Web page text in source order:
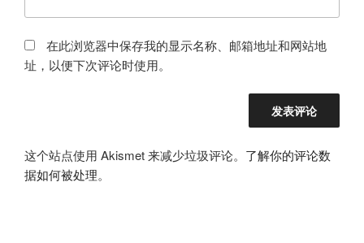
在此浏览器中保存我的显示名称、邮箱地址和网站地
址，以便下次评论时使用。
这个站点使用 Akismet 来减少垃圾评论。 了解你的评论数
据如何被处理。